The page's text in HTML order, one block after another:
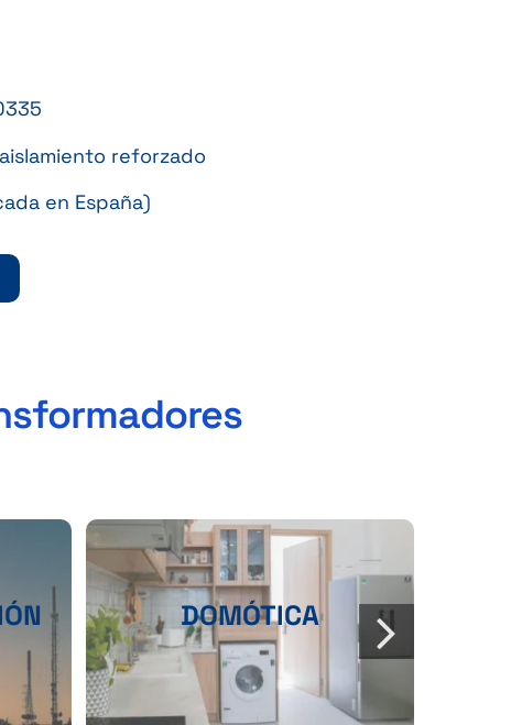
reforzado
en España)
DOMÓTICA